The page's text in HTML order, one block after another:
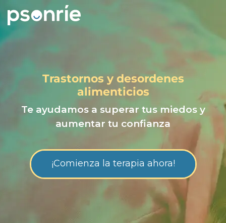
Trastornos y desordenes
alimenticios
Te ayudamos a superar tus miedos y
aumentar tu confianza
¡Comienza la terapia ahora!